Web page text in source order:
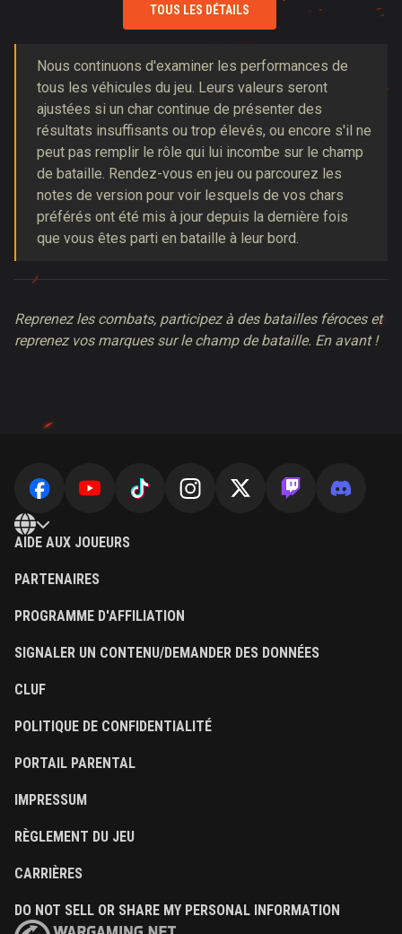
TOUS LES DÉTAILS
Nous continuons d'examiner les performances de
tous les véhicules du jeu. Leurs valeurs seront
ajustées si un char continue de présenter des
résultats insuffisants ou trop élevés, ou encore s'il ne
peut pas remplir le rôle qui lui incombe sur le champ
de bataille. Rendez-vous en jeu ou parcourez les
notes de version pour voir lesquels de vos chars
préférés ont été mis à jour depuis la dernière fois
que vous êtes parti en bataille à leur bord.
Reprenez les combats, participez à des batailles féroces et
reprenez vos marques sur le champ de bataille. En avant !
AIDE AUX JOUEURS
PARTENAIRES
PROGRAMME D'AFFILIATION
SIGNALER UN CONTENU/DEMANDER DES DONNÉES
CLUF
POLITIQUE DE CONFIDENTIALITÉ
PORTAIL PARENTAL
IMPRESSUM
RÈGLEMENT DU JEU
CARRIÈRES
DO NOT SELL OR SHARE MY PERSONAL INFORMATION